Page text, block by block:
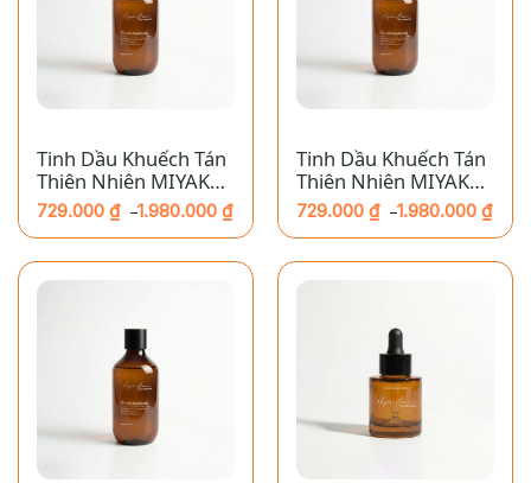
Tinh Dầu Khuếch Tán
Thiên Nhiên MIYAKO
HOME – Trà Xanh
729.000 ₫ –1.980.000 ₫
giá:
729.000 ₫
đến
1.980.000 ₫
Tinh Dầu Khuếch Tán
Thiên Nhiên MIYAKO
HOME – Tràm Trà
729.000 ₫ –1.980.000 ₫
giá:
729.000 ₫